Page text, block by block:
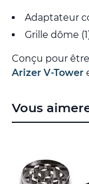
Adaptateur
Grille dôme
Conçu pour
Arizer V-Tower
Vous